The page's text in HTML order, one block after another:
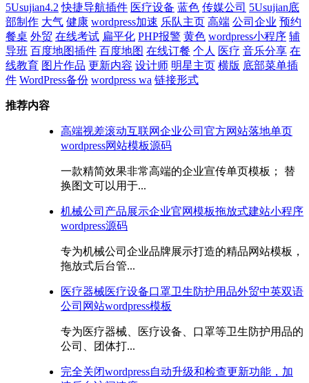
5Usujian4.2 快捷导航插件 医疗设备 蓝色 传媒公司 5Usujian底
部制作 大气 健康 wordpress加速 乐队主页 高端 公司企业 预约
餐桌 外贸 在线考试 扁平化 PHP报警 黄色 wordpress小程序 辅
导班 百度地图插件 百度地图 在线订餐 个人 医疗 音乐分享 在
线教育 图片作品 更新内容 设计师 明星主页 横版 底部菜单插
件 WordPress备份 wordpress wa 链接形式
推荐内容
高端视差滚动互联网企业公司官方网站落地单页
wordpress网站模板源码
一款精简效果非常高端的企业宣传单页模板； 替
换图文可以用于...
机械公司产品展示企业官网模板拖放式建站小程序
wordpress源码
专为机械公司企业品牌展示打造的精品网站模板，
拖放式后台管...
医疗器械医疗设备口罩卫生防护用品外贸中英双语
公司网站wordpress模板
专为医疗器械、医疗设备、口罩等卫生防护用品的
公司、团体打...
完全关闭wordpress自动升级和检查更新功能，加